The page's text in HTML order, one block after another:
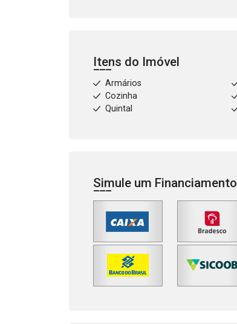
Itens do Imóvel
Armários
Cozinha
Quintal
Simule um Financiamento